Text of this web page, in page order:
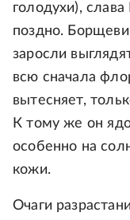
голодухи),
поздно.
заросли
всю сначала
вытесняет,
К тому же он
особенно на
кожи.
Очаги